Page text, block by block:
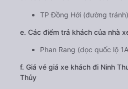
TP Đồng Hới (đường tránh)
e. Các điểm trả khách của nhà
Phan Rang (dọc quốc lộ
f. Giá vé giá xe khách đi Ninh
Thủy